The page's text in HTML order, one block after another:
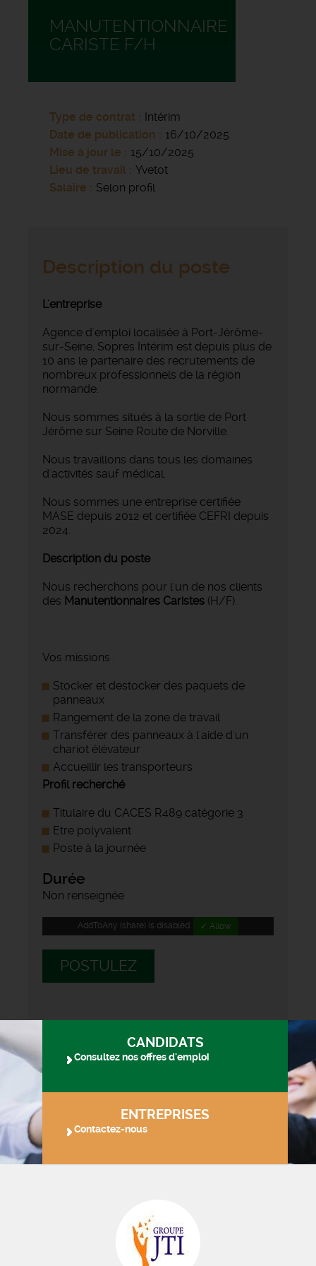
MANUTENTIONNAIRE
CARISTE F/H
Type de contrat
Intérim
Date de publication
16/10/2025
Mise à jour le
15/10/2025
Lieu de travail
Yvetot
Salaire
Selon profil
Description du poste
L'entreprise
Agence d'emploi localisée à Port-Jérôme-
sur-Seine, Sopres Intérim est depuis plus de
10 ans le partenaire des recrutements de
nombreux professionnels de la région
normande.
Nous sommes situés à la sortie de Port
Jérôme sur Seine Route de Norville.
Nous travaillons dans tous les domaines
d'activités sauf médical.
Nous sommes une entreprise certifiée
MASE depuis 2012 et certifiée CEFRI depuis
2024.
Description du poste
Nous recherchons pour l'un de nos clients
des Manutentionnaires Caristes (H/F).
Vos missions :
Stocker et destocker des paquets de
panneaux
Rangement de la zone de travail
Transférer des panneaux à l'aide d'un
chariot élévateur
Accueillir les transporteurs
Profil recherché
Titulaire du CACES R489 catégorie 3
Etre polyvalent
Poste à la journée
Durée
Non renseignée
AddToAny (share) is disabled. ✓ Allow
POSTULEZ
CANDIDATS
Consultez nos offres d'emploi
ENTREPRISES
Contactez-nous